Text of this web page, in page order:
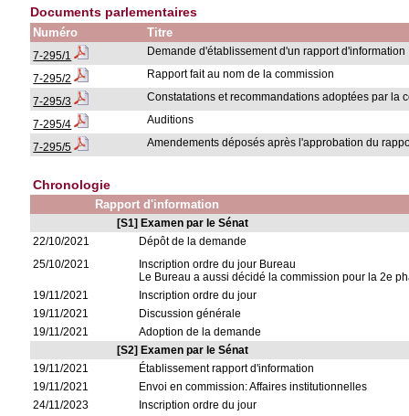
Documents parlementaires
Numéro Titre
7-295/1 Demande d'établissement d'un rapport d'information
7-295/2 Rapport fait au nom de la commission
7-295/3 Constatations et recommandations adoptées par la
7-295/4 Auditions
7-295/5 Amendements déposés après l'approbation du
Chronologie
Rapport d'information
[S1] Examen par le Sénat
22/10/2021
Dépôt de la demande
25/10/2021
Inscription ordre du jour Bureau
Le Bureau a aussi décidé la commission pour la 2e
19/11/2021
Inscription ordre du jour
19/11/2021
Discussion générale
19/11/2021
Adoption de la demande
[S2] Examen par le Sénat
19/11/2021
Établissement rapport d'information
19/11/2021
Envoi en commission: Affaires institutionnelles
24/11/2023
Inscription ordre du jour